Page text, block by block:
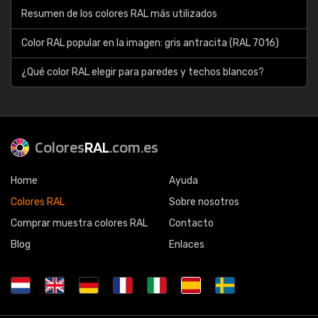
Resumen de los colores RAL más utilizados
Color RAL popular en la imagen: gris antracita (RAL 7016)
¿Qué color RAL elegir para paredes y techos blancos?
ColoresRAL.com.es
Home
Colores RAL
Comprar muestra colores RAL
Blog
Ayuda
Sobre nosotros
Contacto
Enlaces